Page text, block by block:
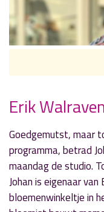
« Vorig nieuwsbericht
Anja de Die en
Lounge'
23 maart 2026
Erik
Goedgemutst, maar
programma, betrad
maandag de studio.
Johan is eigenaar
bloemenwinkeltje in